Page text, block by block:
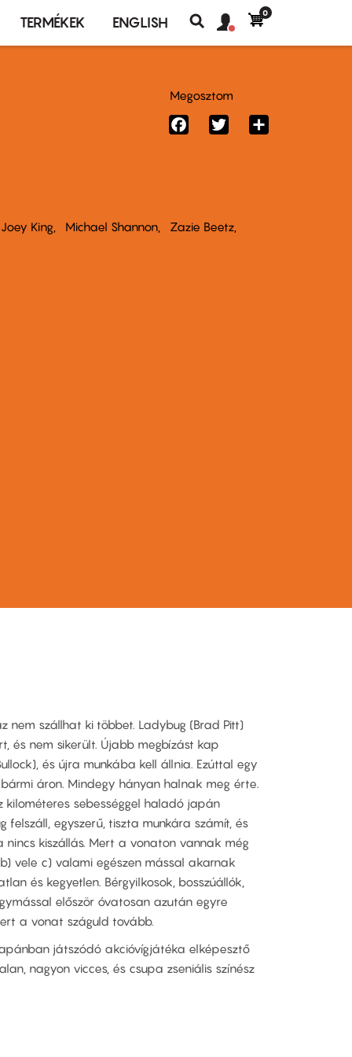
TERMÉKEK ENGLISH
Keresés
fiók
Felhasználói
0
Joey King Michael Shannon
Zazie Beetz
Megosztom
FacebookTwitter
nem szállhat ki többet. Ladybug (Brad Pitt)
és nem sikerült. Újabb megbízást kap
és újra munkába kell állnia. Ezúttal egy
áron. Mindegy hányan halnak meg érte.
sebességgel haladó japán
felszáll, egyszerű, tiszta munkára számít, és
nincs kiszállás. Mert a vonaton vannak még
vele c) valami egészen mással akarnak
és kegyetlen. Bérgyilkosok, bosszúállók,
először óvatosan azután egyre
a vonat száguld tovább.
játszódó akcióvígjátéka elképesztő
nagyon vicces, és csupa zseniális színész